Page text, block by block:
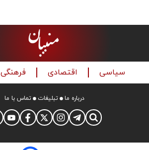
سیاسی اقتصادی فرهنگی
درباره ما تبلیغات تماس با ما